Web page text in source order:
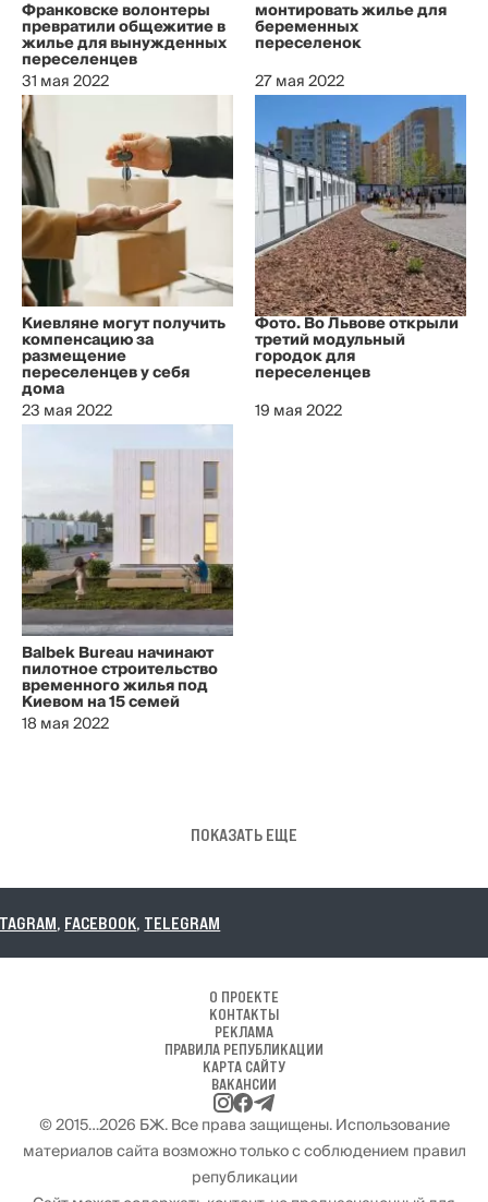
Франковске волонтеры
превратили общежитие в
жилье для вынужденных
переселенцев
31 мая 2022
монтировать жилье для
беременных
переселенок
27 мая 2022
Киевляне могут получить
компенсацию за
размещение
переселенцев у себя
дома
23 мая 2022
Фото. Во Львове открыли
третий модульный
городок для
переселенцев
19 мая 2022
Balbek Bureau начинают
пилотное строительство
временного жилья под
Киевом на 15 семей
18 мая 2022
ПОКАЗАТЬ ЕЩЕ
,TELEGRAM
О ПРОЕКТЕ
КОНТАКТЫ
РЕКЛАМА
ПРАВИЛА РЕПУБЛИКАЦИИ
КАРТА САЙТУ
ВАКАНСИИ
© 2015…2026 БЖ. Все права защищены. Использование
материалов сайта возможно только с соблюдением правил
републикации